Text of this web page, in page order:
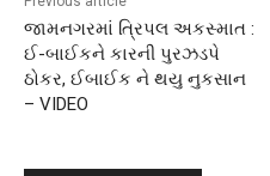
જામનગરમાં ત્રિપલ અકસ્માત :
ઈ-બાઈકને કારની પુરઝડપે
ઠોકર, ઈબાઈક ને થયુ નુકસાન
– VIDEO